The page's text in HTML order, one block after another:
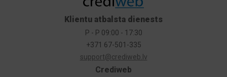
Crediweb
Klientu atbalsta dienests
P - P 09:00 - 17:30
+371 67-501-335
support@crediweb.lv